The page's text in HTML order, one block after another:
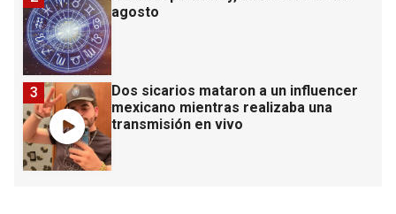
agosto
Dos sicarios mataron a un influencer
mexicano mientras realizaba una
transmisión en vivo
3